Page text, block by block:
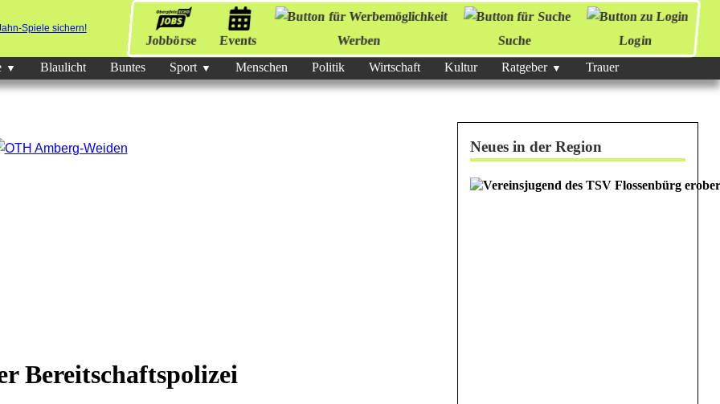
Jobbörse Events Werben Suche
Login
Blaulicht Buntes Sport Menschen Politik Wirtschaft Kultur Ratgeber Trauer
Bereitschaftspolizei
Neues in der Region